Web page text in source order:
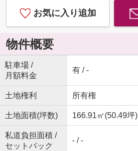
お気に入り追加
物件概要
駐車場 /
月額料金
有 / -
土地権利 所有権
土地面積(坪数) 166.91㎡(50.49坪)
私道負担面積 /
セットバック
- / -